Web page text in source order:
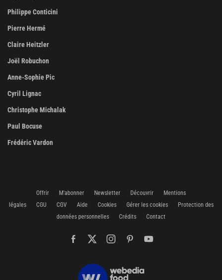
Philippe Conticini
Pierre Hermé
Claire Heitzler
Joël Robuchon
Anne-Sophie Pic
Cyril Lignac
Christophe Michalak
Paul Bocuse
Frédéric Vardon
Offrir M'abonner Newsletter Découvrir
Mentions
légales
CGU CGV Aide Cookies Gérer les cookies
Protection des
données personnelles
Crédits Contact